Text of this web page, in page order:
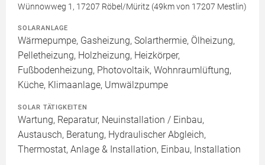
Wünnowweg 1, 17207 Röbel/Müritz (49km von 17207 Mestlin)
SOLARANLAGE
Wärmepumpe, Gasheizung, Solarthermie, Ölheizung,
Pelletheizung, Holzheizung, Heizkörper,
Fußbodenheizung, Photovoltaik, Wohnraumlüftung,
Küche, Klimaanlage, Umwälzpumpe
SOLAR TÄTIGKEITEN
Wartung, Reparatur, Neuinstallation / Einbau,
Austausch, Beratung, Hydraulischer Abgleich,
Thermostat, Anlage & Installation, Einbau, Installation